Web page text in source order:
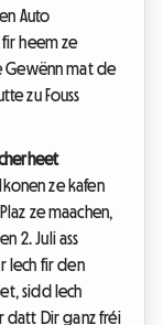
Auto
heem ze
Gewënn mat de
zu Fouss
ze kafen
ze maachen,
2. Juli ass
Iech fir den
sidd Iech
datt Dir ganz fréi